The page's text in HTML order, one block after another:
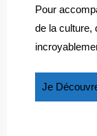
Pour
de la culture,
Je